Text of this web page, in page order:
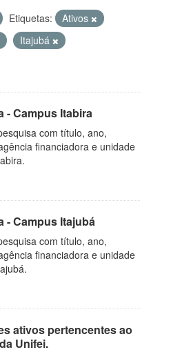
Etiquetas:
Ativos
Itajubá
- Campus Itabira
com título, ano,
financiadora e unidade
- Campus Itajubá
com título, ano,
financiadora e unidade
ativos pertencentes ao
Unifei.